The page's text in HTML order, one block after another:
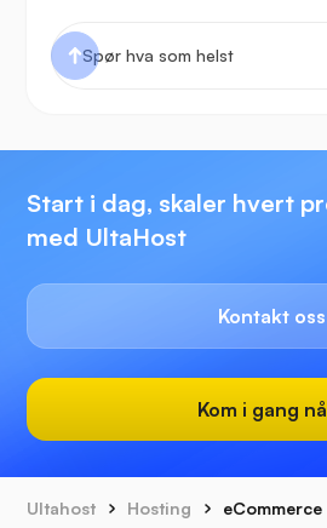
Start i dag, skaler hvert
med UltaHost
Kontakt oss
Kom i gang nå
Ultahost Hosting